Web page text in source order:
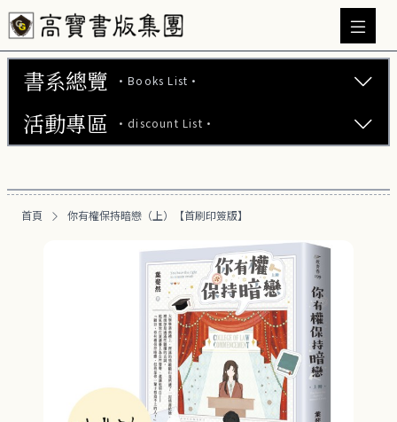
書系總覽 ·Books List·
文學小說 (737)
活動專區 ·discount List·
【2本7折】高寶小說系列全圖鑑書展
【2套7折】高寶小說系列全圖鑑書展
【66折】高寶小說系列全圖鑑書展
首頁 你有權保持暗戀（上）【首刷印簽版】